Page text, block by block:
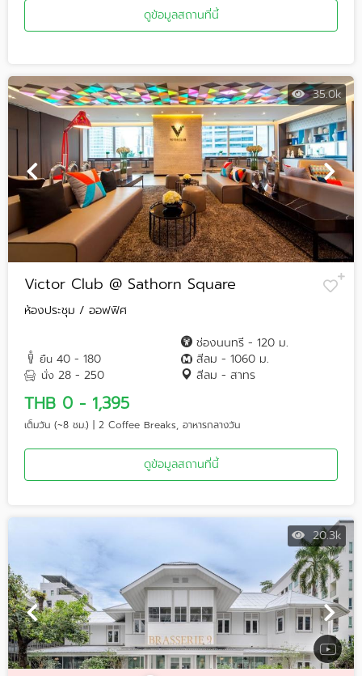
ดูข้อมูลสถานที่นี้
35.0k
Victor Club @ Sathorn Square
ห้องประชุม / ออฟฟิศ
ยืน 40 - 180
นั่ง 28 - 250
ช่องนนทรี - 120 ม.
สีลม - 1060 ม.
สีลม - สาทร
THB 0 - 1,395
เต็มวัน (~8 ชม.) | 2 Coffee Breaks, อาหารกลางวัน
ดูข้อมูลสถานที่นี้
20.3k